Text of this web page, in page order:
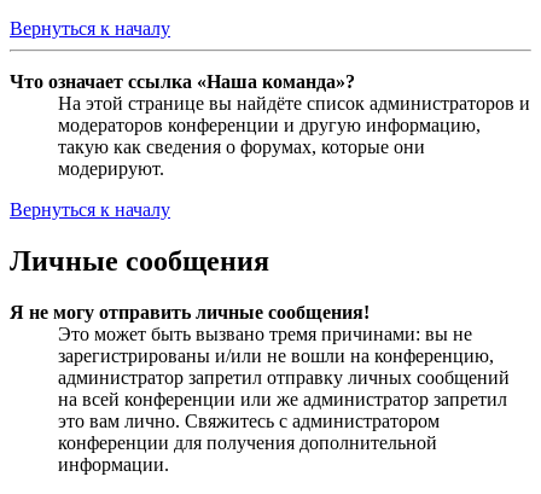
Вернуться к началу
Что означает ссылка «Наша команда»?
На этой странице вы найдёте список администраторов и
модераторов конференции и другую информацию,
такую как сведения о форумах, которые они
модерируют.
Вернуться к началу
Личные сообщения
Я не могу отправить личные сообщения!
Это может быть вызвано тремя причинами: вы не
зарегистрированы и/или не вошли на конференцию,
администратор запретил отправку личных сообщений
на всей конференции или же администратор запретил
это вам лично. Свяжитесь с администратором
конференции для получения дополнительной
информации.